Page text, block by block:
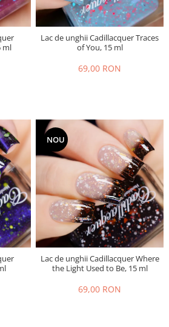
ml
Lac de unghii Cadillacquer Traces
of You, 15 ml
69,00 RON
NOU
Lac de unghii Cadillacquer Where
the Light Used to Be, 15 ml
69,00 RON